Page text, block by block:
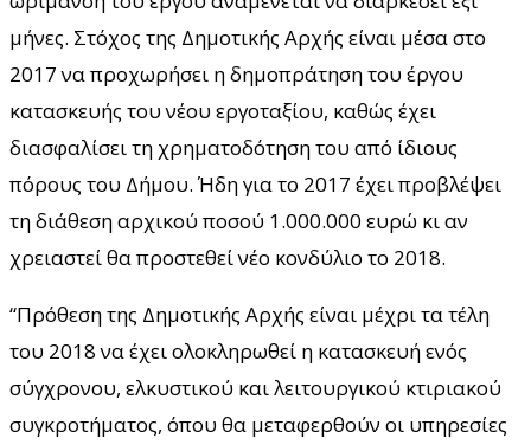
μήνες. Στόχος της Δημοτικής Αρχής είναι μέσα στο
2017 να προχωρήσει η δημοπράτηση του έργου
κατασκευής του νέου εργοταξίου, καθώς έχει
διασφαλίσει τη χρηματοδότηση του από ίδιους
πόρους του Δήμου. Ήδη για το 2017 έχει προβλέψει
τη διάθεση αρχικού ποσού 1.000.000 ευρώ κι αν
χρειαστεί θα προστεθεί νέο κονδύλιο το 2018.
“Πρόθεση της Δημοτικής Αρχής είναι μέχρι τα τέλη
του 2018 να έχει ολοκληρωθεί η κατασκευή ενός
σύγχρονου, ελκυστικού και λειτουργικού κτιριακού
συγκροτήματος, όπου θα μεταφερθούν οι υπηρεσίες